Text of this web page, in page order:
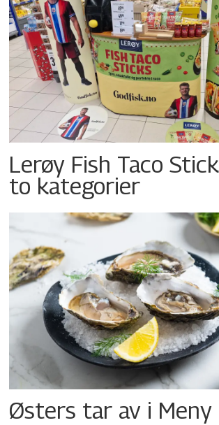
Lerøy Fish Taco
to kategorier
Østers tar av i Meny